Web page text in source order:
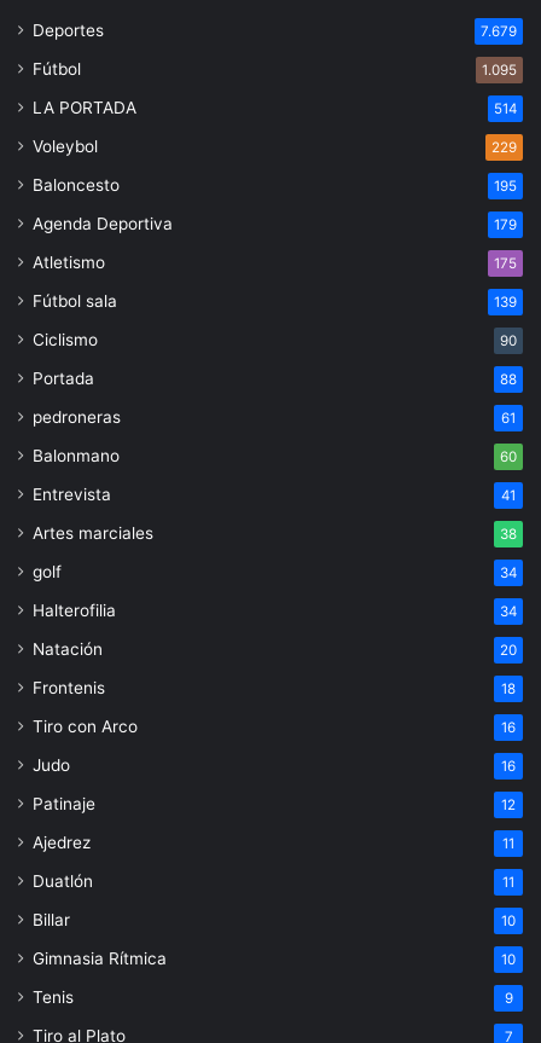
Deportes 7.679
Fútbol 1.095
LA PORTADA 514
Voleybol 229
Baloncesto 195
Agenda Deportiva 179
Atletismo 175
Fútbol sala 139
Ciclismo 90
Portada 88
pedroneras 61
Balonmano 60
Entrevista 41
Artes marciales 38
golf 34
Halterofilia 34
Natación 20
Frontenis 18
Tiro con Arco 16
Judo 16
Patinaje 12
Ajedrez 11
Duatlón 11
Billar 10
Gimnasia Rítmica 10
Tenis 9
Tiro al Plato 7